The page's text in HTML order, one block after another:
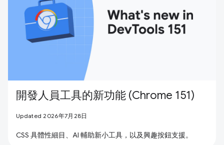
開發人員工具的新功能 (Chrome 151)
Updated 2026年7月28日
CSS 具體性細目、AI 輔助新小工具，以及興趣按鈕支援。